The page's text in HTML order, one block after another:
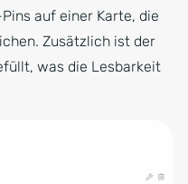
auf einer Karte, die
Zusätzlich ist der
was die Lesbarkeit